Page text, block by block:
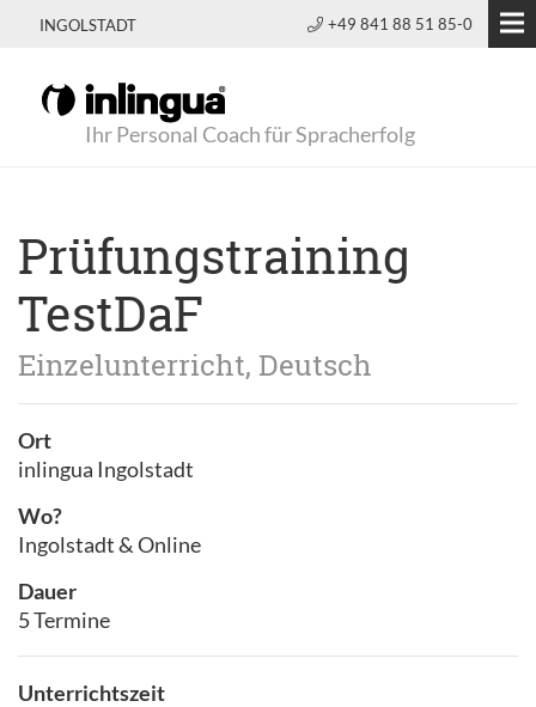
INGOLSTADT +49 841 88 51 85-0
Ihr Personal Coach für Spracherfolg
Prüfungstraining
TestDaF
Einzelunterricht, Deutsch
Ort
inlingua Ingolstadt
Wo?
Ingolstadt & Online
Dauer
5 Termine
Unterrichtszeit